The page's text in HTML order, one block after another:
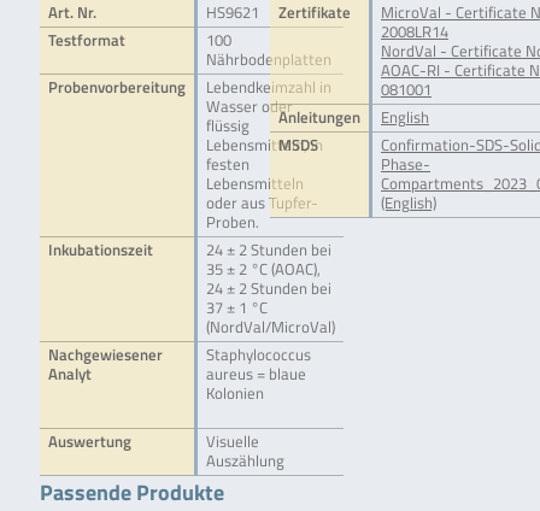
Art. Nr.
HS9621
Testformat
100
Nährbodenplatten
Probenvorbereitung
Lebendkeimzahl in
Wasser oder
flüssig
Lebensmitteln, in
festen
Lebensmitteln
oder aus Tupfer-
Proben.
Inkubationszeit
24 ± 2 Stunden bei
35 ± 2 °C (AOAC),
24 ± 2 Stunden bei
37 ± 1 °C
(NordVal/MicroVal)
Nachgewiesener
Analyt
Staphylococcus
aureus = blaue
Kolonien
Auswertung
Visuelle
Auszählung
Zertifikate
MicroVal - Certificate
2008LR14
NordVal - Certificate
AOAC-RI - Certificate
081001
Anleitungen
English
MSDS
Confirmation-SDS-
Phase-
(English)
Passende Produkte